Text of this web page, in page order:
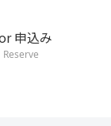
申込み